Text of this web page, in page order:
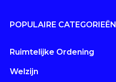
POPULAIRE CATEGORIEËN
Ruimtelijke Ordening
Welzijn